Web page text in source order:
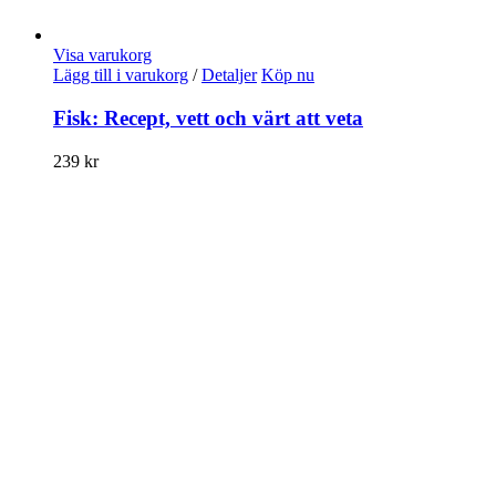
Visa varukorg
Lägg till i varukorg / Detaljer Köp nu
Fisk: Recept, vett och värt att veta
239 kr